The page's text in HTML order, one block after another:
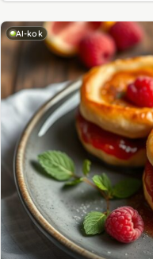
AI-kok